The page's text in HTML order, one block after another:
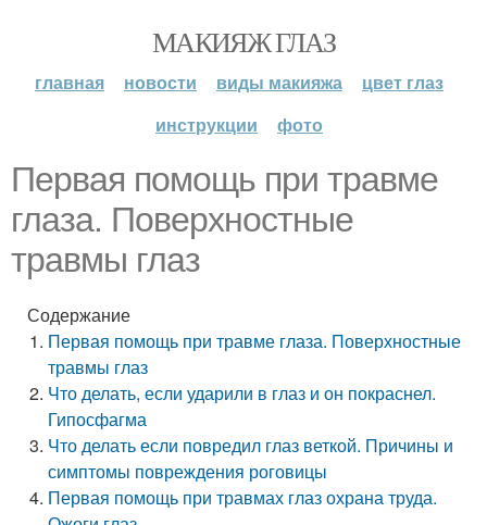
МАКИЯЖ ГЛАЗ
главная новости виды макияжа
цвет глаз
инструкции
фото
Первая помощь при травме
глаза. Поверхностные
травмы глаз
Содержание
Первая помощь при травме глаза. Поверхностные
травмы глаз
Что делать, если ударили в глаз и он покраснел.
Гипосфагма
Что делать если повредил глаз веткой. Причины и
симптомы повреждения роговицы
Первая помощь при травмах глаз охрана труда.